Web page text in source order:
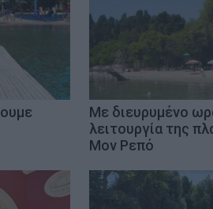
Με διευρυμένο
λειτουργία της
Μον Ρεπό